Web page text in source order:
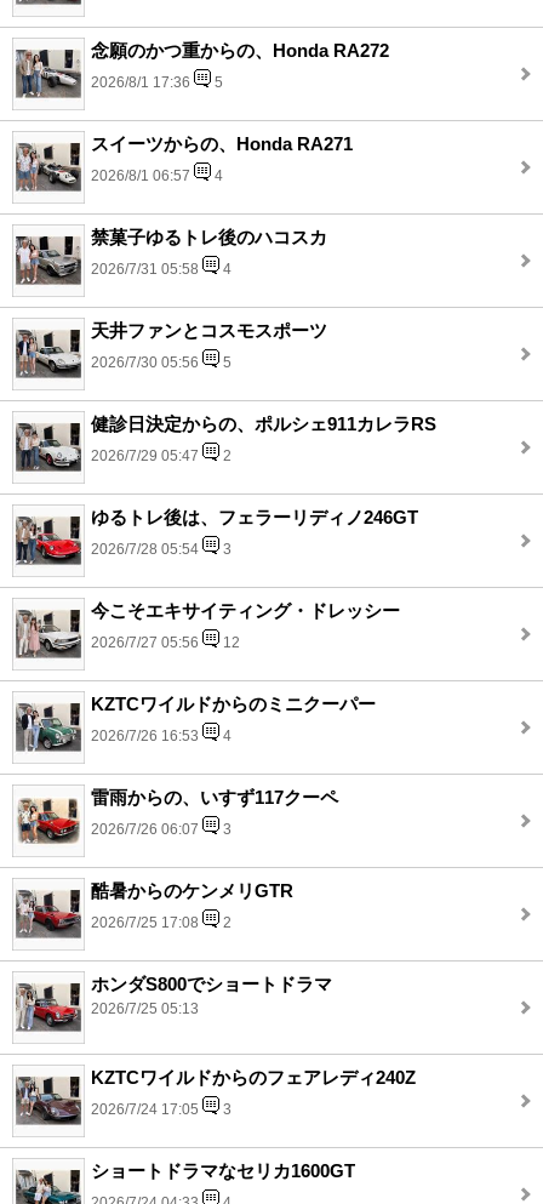
念願のかつ重からの、Honda RA272
2026/8/1 17:36 5
スイーツからの、Honda RA271
2026/8/1 06:57 4
禁菓子ゆるトレ後のハコスカ
2026/7/31 05:58 4
天井ファンとコスモスポーツ
2026/7/30 05:56 5
健診日決定からの、ポルシェ911カレラRS
2026/7/29 05:47 2
ゆるトレ後は、フェラーリディノ246GT
2026/7/28 05:54 3
今こそエキサイティング・ドレッシー
2026/7/27 05:56 12
KZTCワイルドからのミニクーパー
2026/7/26 16:53 4
雷雨からの、いすず117クーペ
2026/7/26 06:07 3
酷暑からのケンメリGTR
2026/7/25 17:08 2
ホンダS800でショートドラマ
2026/7/25 05:13
KZTCワイルドからのフェアレディ240Z
2026/7/24 17:05 3
ショートドラマなセリカ1600GT